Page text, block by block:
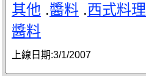
其他 .醬料 .西式料理
醬料
上線日期:3/1/2007